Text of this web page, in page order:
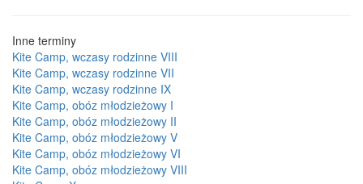
Inne terminy
Kite Camp, wczasy rodzinne VIII
Kite Camp, wczasy rodzinne VII
Kite Camp, wczasy rodzinne IX
Kite Camp, obóz młodzieżowy I
Kite Camp, obóz młodzieżowy II
Kite Camp, obóz młodzieżowy V
Kite Camp, obóz młodzieżowy VI
Kite Camp, obóz młodzieżowy VIII